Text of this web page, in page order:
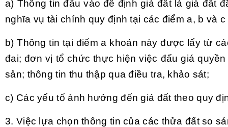
a) Thông tin đầu vào để định giá đất là giá đất
nghĩa vụ tài chính quy định tại các điểm a, b và
b) Thông tin tại điểm a khoản này được lấy từ
đai; đơn vị tổ chức thực hiện việc đấu giá
sản; thông tin thu thập qua điều tra, khảo sát;
c) Các yếu tố ảnh hưởng đến giá đất theo quy
3. Việc lựa chọn thông tin của các thửa đất so